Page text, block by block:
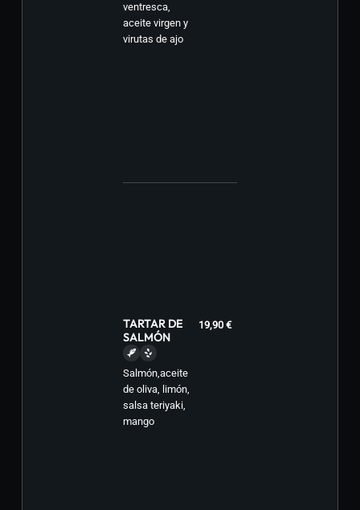
ventresca,
aceite virgen y
virutas de ajo
TARTAR DE
SALMÓN
Salmón,aceite
de oliva, limón,
salsa teriyaki,
mango
19,90 €